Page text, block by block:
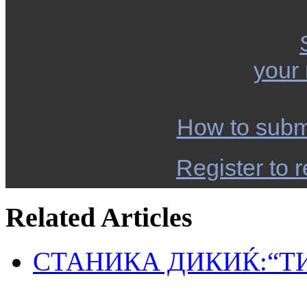
your
How to
Register to
Related Articles
СТАНИКА